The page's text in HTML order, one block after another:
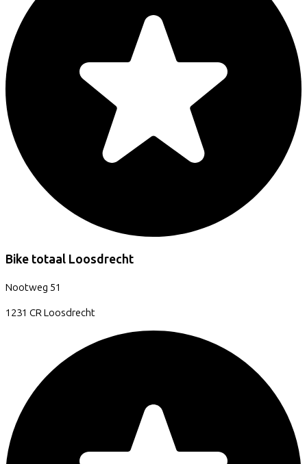
Bike totaal Loosdrecht
Nootweg 51
1231 CRLoosdrecht